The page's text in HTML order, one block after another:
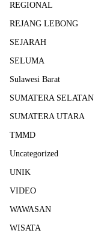
REGIONAL
REJANG LEBONG
SEJARAH
SELUMA
Sulawesi Barat
SUMATERA SELATAN
SUMATERA UTARA
TMMD
Uncategorized
UNIK
VIDEO
WAWASAN
WISATA